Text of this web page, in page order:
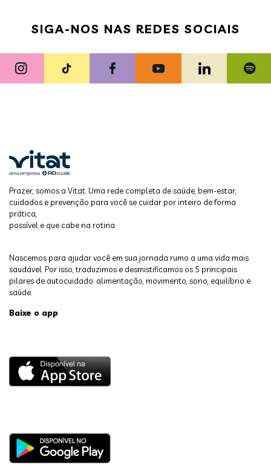
SIGA-NOS NAS REDES SOCIAIS
Prazer, somos a Vitat. Uma rede completa de saúde, bem-estar,
cuidados e prevenção para você se cuidar por inteiro de forma
prática,
possível e que cabe na rotina.
Nascemos para ajudar você em sua jornada rumo a uma vida mais
saudável. Por isso, traduzimos e desmistificamos os 5 principais
pilares de autocuidado: alimentação, movimento, sono, equilíbrio e
saúde.
Baixe o app